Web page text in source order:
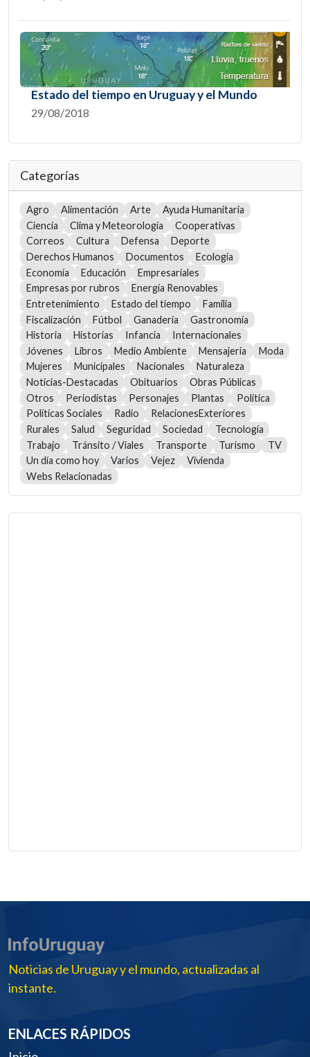
Estado del tiempo en Uruguay y el Mundo
29/08/2018
Categorías
Agro Alimentación Arte
Ayuda Humanitaria
Ciencia
Clima y Meteorología
Cooperativas
Correos
Cultura Defensa
Deporte
Derechos Humanos
Documentos
Ecología
Economía
Educación
Empresariales
Empresas por rubros
Energía Renovables
Entretenimiento
Estado del tiempo
Familia
Fiscalización
Fútbol Ganadería
Gastronomía
Historia
Historias Infancia
Internacionales
Jóvenes
Libros Medio Ambiente Mensajería
Moda
Mujeres
Municipales Nacionales
Naturaleza
Noticias-Destacadas
Obituarios
Obras Públicas
Otros
Periodistas Personajes Plantas
Política
Políticas Sociales
Radio
RelacionesExteriores
Rurales
Salud Seguridad Sociedad
Tecnología
Trabajo
Tránsito / Viales Transporte Turismo
TV
Un día como hoy
Varios Vejez
Vivienda
Webs Relacionadas
Noticias de Uruguay y el mundo, actualizadas al
instante.
ENLACES RÁPIDOS